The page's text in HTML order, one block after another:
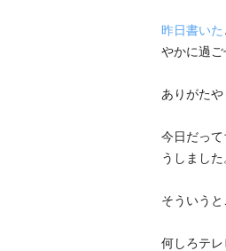
昨日書いた
やかに過ご
ありがたや
今日だっ
うしました
そういうと
何しろテレ